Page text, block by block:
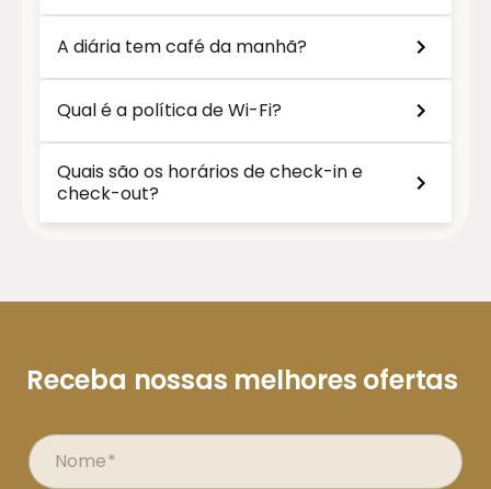
A diária tem café da manhã?
Qual é a política de Wi-Fi?
Quais são os horários de check-in e
check-out?
Receba nossas melhores ofertas